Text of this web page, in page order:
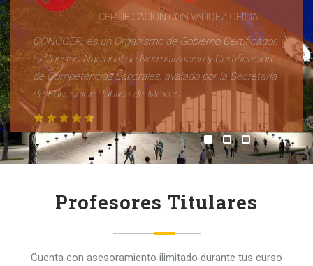
CERTIFICACIÓN CON VALIDEZ OFICIAL
CONOCER, es un Organismo de Gobierno Certificador,
el Consejo Nacional de Normalización y Certificación
de Competencias Laborales, avalado por la Secretaría
de Educación Pública de México
Profesores Titulares
Cuenta con asesoramiento ilimitado durante tus curso